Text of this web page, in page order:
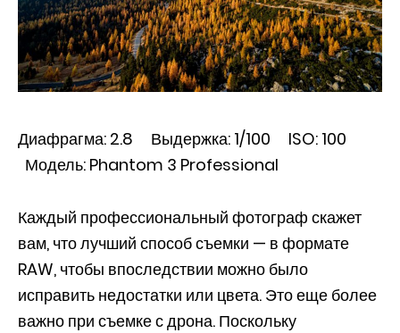
Диафрагма: 2.8 Выдержка: 1/100 ISO: 100
Модель: Phantom 3 Professional
Каждый профессиональный фотограф скажет
вам, что лучший способ съемки — в формате
RAW, чтобы впоследствии можно было
исправить недостатки или цвета. Это еще более
важно при съемке с дрона. Поскольку